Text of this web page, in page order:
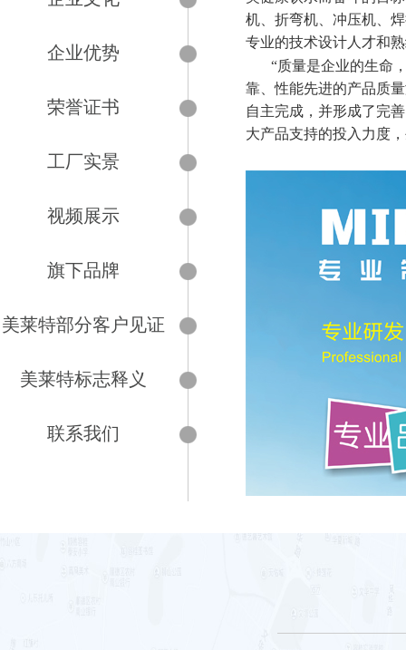
企业优势
荣誉证书
工厂实景
视频展示
旗下品牌
美莱特部分客户见证
美莱特标志释义
联系我们
机、折弯机、冲压机、
专业的技术设计人才和
“质量是企业的生命
靠、性能先进的产品质
自主完成，并形成了完
大产品支持的投入力度